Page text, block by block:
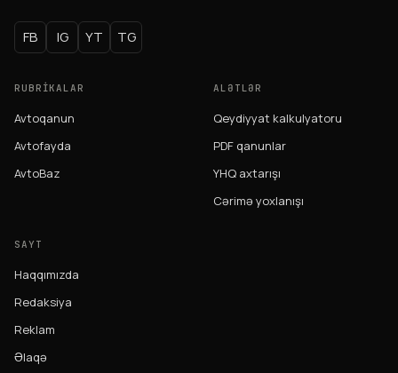
FB IG YT TG
RUBRIKALAR
Avtoqanun
Avtofayda
AvtoBaz
ALƏTLƏR
Qeydiyyat kalkulyatoru
PDF qanunlar
YHQ axtarışı
Cərimə yoxlanışı
SAYT
Haqqımızda
Redaksiya
Reklam
Əlaqə